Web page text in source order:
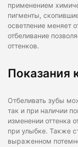
применением
пигменты,
осветление меняет
отбеливание
оттенков.
Показания
Отбеливать зубы
так и при наличии
изменении оттенка
при улыбке. Также
выраженном